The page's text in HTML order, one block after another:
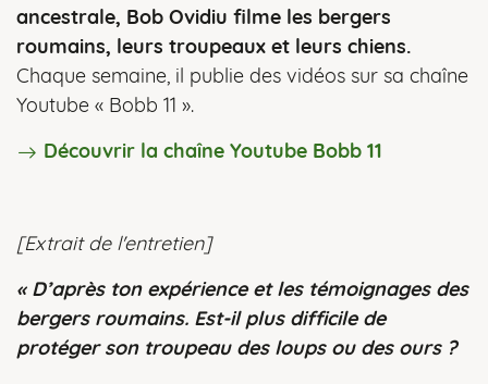
ancestrale, Bob Ovidiu filme les bergers
roumains, leurs troupeaux et leurs chiens.
Chaque semaine, il publie des vidéos sur sa chaîne
Youtube « Bobb 11 ».
Découvrir la chaîne Youtube Bobb 11
[Extrait de l'entretien]
« D’après ton expérience et les témoignages des
bergers roumains. Est-il plus difficile de
protéger son troupeau des loups ou des ours ?